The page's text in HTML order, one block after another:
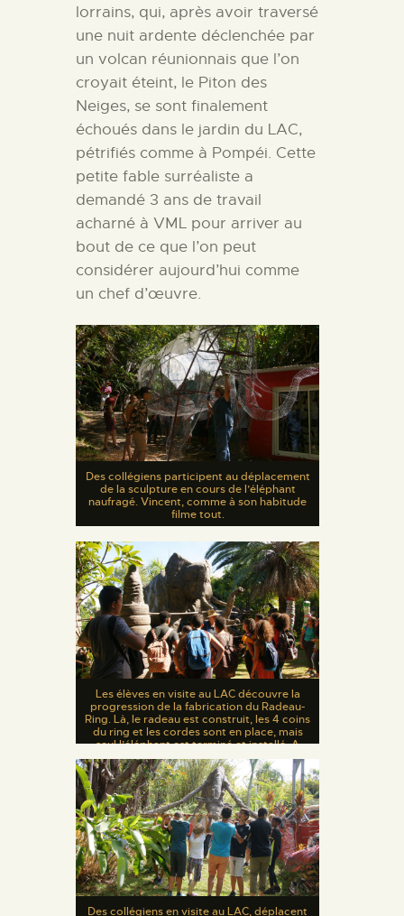
lorrains, qui, après avoir traversé
une nuit ardente déclenchée par
un volcan réunionnais que l’on
croyait éteint, le Piton des
Neiges, se sont finalement
échoués dans le jardin du LAC,
pétrifiés comme à Pompéi. Cette
petite fable surréaliste a
demandé 3 ans de travail
acharné à VML pour arriver au
bout de ce que l’on peut
considérer aujourd’hui comme
un chef d’œuvre.
Des collégiens participent au déplacement
de la sculpture en cours de l’éléphant
naufragé. Vincent, comme à son habitude
filme tout.
Les élèves en visite au LAC découvre la
progression de la fabrication du Radeau-
Ring. Là, le radeau est construit, les 4 coins
du ring et les cordes sont en place, mais
seul l’éléphant est terminé et installé. A
suivre donc…
Des collégiens en visite au LAC, déplacent